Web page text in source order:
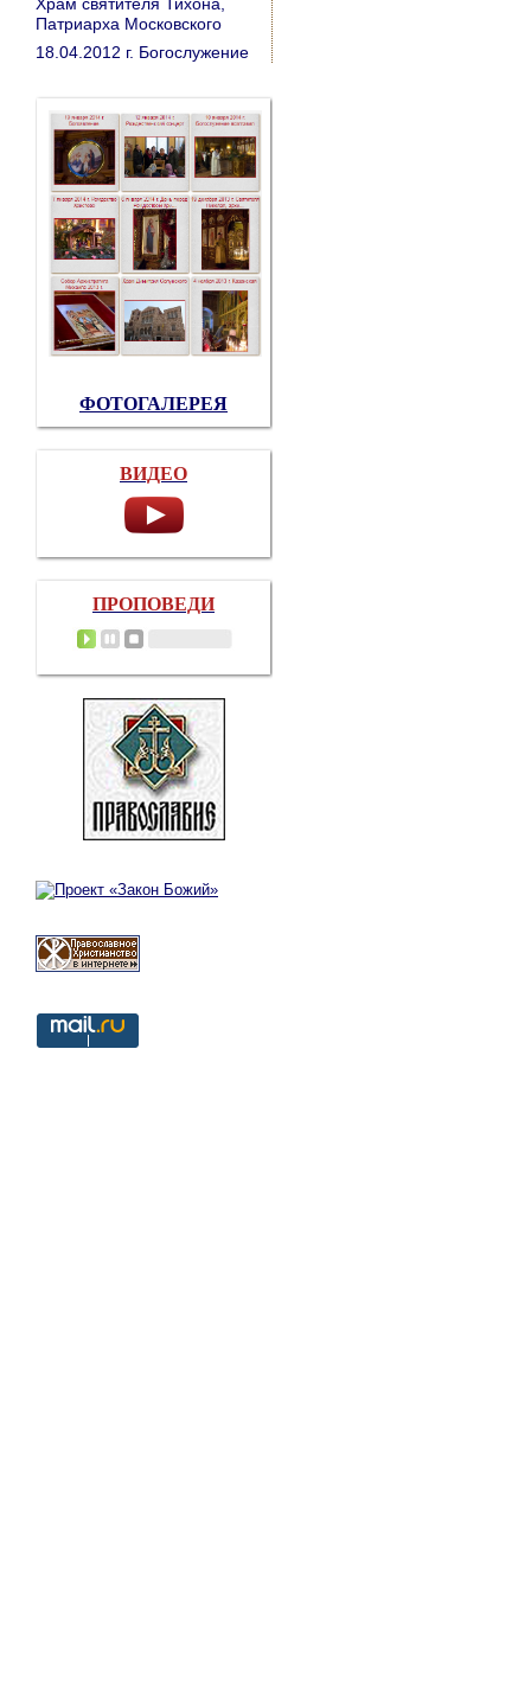
Патриарха Московского
18.04.2012 г. Богослужение
ФОТОГАЛЕРЕЯ
ВИДЕО
ПРОПОВЕДИ